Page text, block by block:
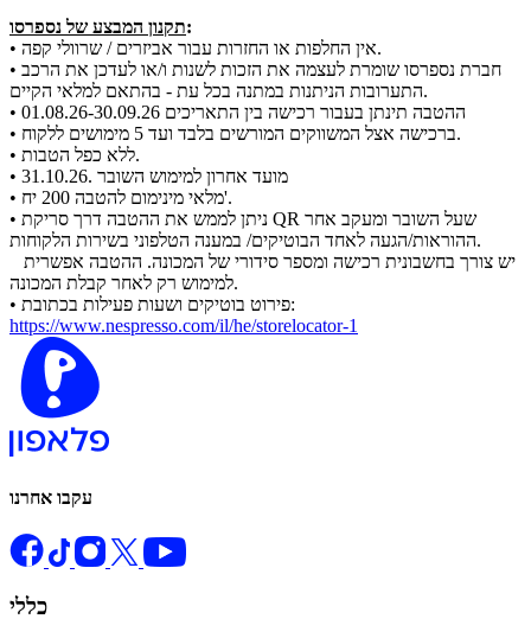
תקנון המבצע של נספרסו:
• אין החלפות או החזרות עבור אביזרים / שרוולי קפה.
• חברת נספרסו שומרת לעצמה את הזכות לשנות ו/או לעדכן את הרכב
התערובות הניתנות במתנה בכל עת - בהתאם למלאי הקיים.
• ההטבה תינתן בעבור רכישה בין התאריכים 01.08.26-30.09.26
• ברכישה אצל המשווקים המורשים בלבד ועד 5 מימושים ללקוח.
• ללא כפל הטבות.
• מועד אחרון למימוש השובר .31.10.26
• מלאי מינימום להטבה 200 יח'.
• ניתן לממש את ההטבה דרך סריקת QR שעל השובר ומעקב אחר
ההוראות/הגעה לאחד הבוטיקים/ במענה הטלפוני בשירות הלקוחות.
למימוש רק לאחר קבלת המכונה.
• פירוט בוטיקים ושעות פעילות בכתובת:
https://www.nespresso.com/il/he/storelocator-1
עקבו אחרנו
כללי